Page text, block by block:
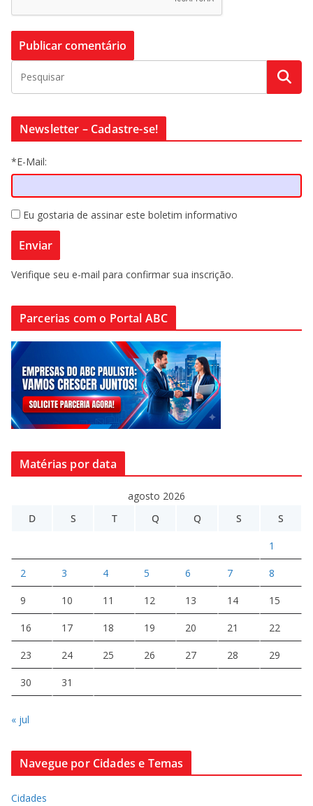
Newsletter – Cadastre-se!
*E-Mail:
Eu gostaria de assinar este boletim informativo
Verifique seu e-mail para confirmar sua inscrição.
Parcerias com o Portal ABC
Matérias por data
agosto 2026
D
S T Q Q S S
1
2 3 4 5 6 7 8
9 10 11 12 13 14 15
16 17 18 19 20 21 22
23 24 25 26 27 28 29
30 31
« jul
Navegue por Cidades e Temas
Cidades